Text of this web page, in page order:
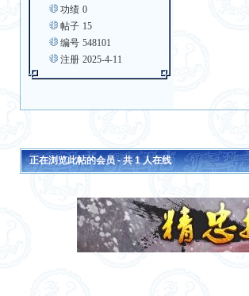
功绩 0
帖子 15
编号 548101
注册 2025-4-11
正在浏览此帖的会员 - 共1人在线